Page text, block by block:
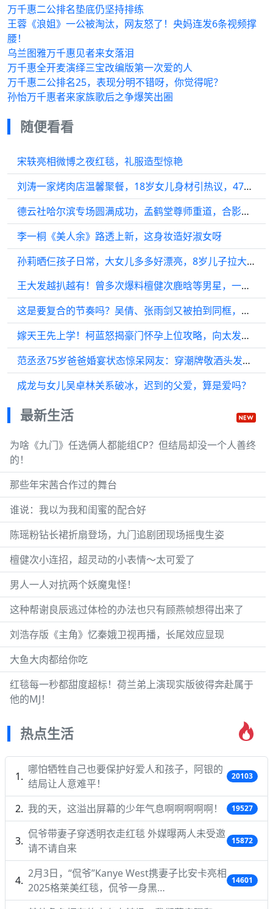
万千惠二公排名垫底仍坚持排练
王蓉《浪姐》一公被淘汰，网友怒了！央妈连发6条视频撑
腰！
乌兰图雅万千惠见者来女落泪
万千惠全开麦演绎三宝改编版第一次爱的人
万千惠二公排名25，表现分明不错呀，你觉得呢？
孙怡万千惠者来家族歌后之争爆笑出圈
随便看看
宋轶亮相微博之夜红毯，礼服造型惊艳
刘涛一家烤肉店温馨聚餐，18岁女儿身材引热议，47岁妈妈自带红酒气质佳
德云社哈尔滨专场圆满成功，孟鹤堂尊师重道，合影俩大爷在C位
李一桐《美人余》路透上新，这身妆造好淑女呀
孙莉晒仨孩子日常，大女儿多多好漂亮，8岁儿子拉大提琴模样好帅
王大发越扒越有！曾多次爆料檀健次鹿晗等男星，一切早有端倪！
这是要复合的节奏吗？吴倩、张雨剑又被拍到同框，两人带孩子好温馨
嫁天王先上学！柯蓝怒揭豪门怀孕上位攻略，向太发文力挺方媛
范丞丞75岁爸爸婚宴状态惊呆网友：穿潮牌敬酒头发乌黑，比57岁显年轻
成龙与女儿吴卓林关系破冰，迟到的父爱，算是爱吗？
最新生活
为啥《九门》任选俩人都能组CP？但结局却没一个人善终
的！
那些年宋茜合作过的舞台
谁说：我以为我和闺蜜的配合好
陈瑶粉钻长裙折扇登场，九门追剧团现场摇曳生姿
檀健次小连招，超灵动的小表情～太可爱了
男人一人对抗两个妖魔鬼怪！
这种帮谢良辰逃过体检的办法也只有顾燕帧想得出来了
刘浩存版《主角》忆秦娥卫视再播，长尾效应显现
大鱼大肉都给你吃
红毯每一秒都甜度超标！荷兰弟上演现实版彼得奔赴属于
他的MJ！
热点生活
哪怕牺牲自己也要保护好爱人和孩子，阿银的
结局让人意难平！
20103
我的天，这溢出屏幕的少年气息啊啊啊啊啊！ 19527
侃爷带妻子穿透明衣走红毯 外媒曝两人未受邀
请不请自来
15872
2月3日，“侃爷”Kanye West携妻子比安卡亮相
2025格莱美红毯，侃爷一身黑…
14601